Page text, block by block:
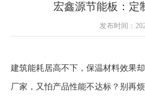
宏鑫源节能板：定
发布时间：
建筑能耗居高不下，保温材料效果
厂家，又怕产品性能不达标？别再